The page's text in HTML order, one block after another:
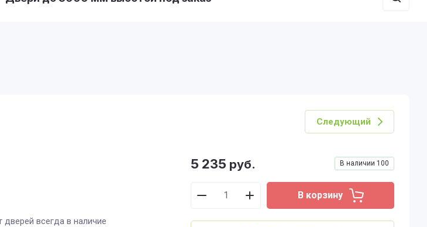
Следующий
всегда в наличие
В наличии 100
5 235 руб.
В корзину